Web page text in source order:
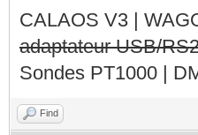
CALAOS V3 |
adaptateur USB/
Sondes PT1000 |
Find